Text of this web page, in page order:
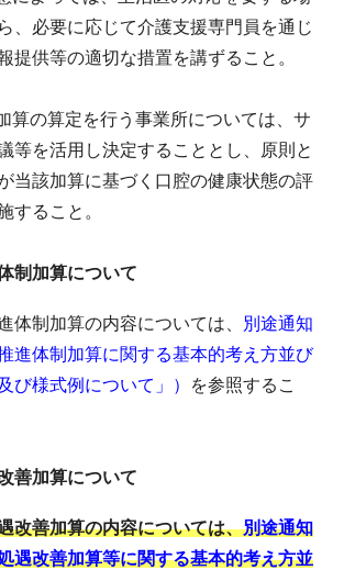
、必要に応じて介護支援専門員を通じ
提供等の適切な措置を講ずること。
算の算定を行う事業所については、サ
等を活用し決定することとし、原則と
当該加算に基づく口腔の健康状態の評
すること。
制加算について
制加算の内容については、
別途通知
進体制加算に関する基本的考え方並び
び様式例について」）
を参照するこ
善加算について
改善加算の内容については、別途通知
遇改善加算等に関する基本的考え方並